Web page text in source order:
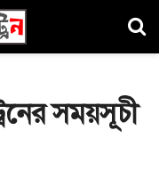
সময়সূচী